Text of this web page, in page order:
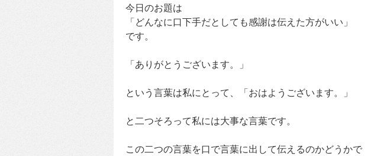
今日のお題は
「どんなに口下手だとしても感謝は伝えた方がいい」
です。
「ありがとうございます。」
という言葉は私にとって、「おはようございます。」
と二つそろって私には大事な言葉です。
この二つの言葉を口で言葉に出して伝えるのかどうかで